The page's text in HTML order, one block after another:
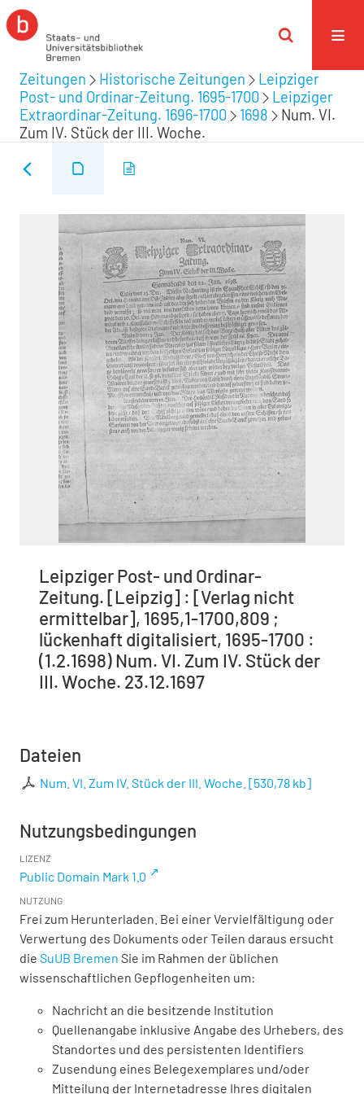
Zeitungen Historische Zeitungen
Leipziger
Post- und Ordinar-Zeitung. 1695-1700
Leipziger
Extraordinar-Zeitung. 1696-1700
1698
Num. VI.
Zum IV. Stück der III. Woche.
Leipziger Post- und Ordinar-
Zeitung. [Leipzig] : [Verlag nicht
ermittelbar], 1695,1-1700,809 ;
lückenhaft digitalisiert, 1695-1700 :
(1.2.1698) Num. VI. Zum IV. Stück der
III. Woche. 23.12.1697
Dateien
Num. VI. Zum IV. Stück der III. Woche. [530,78 kb]
Nutzungsbedingungen
LIZENZ
Public Domain Mark 1.0
NUTZUNG
Frei zum Herunterladen. Bei einer Vervielfältigung oder
Verwertung des Dokuments oder Teilen daraus ersucht
die SuUB Bremen Sie im Rahmen der üblichen
wissenschaftlichen Gepflogenheiten um:
Nachricht an die besitzende Institution
Quellenangabe inklusive Angabe des Urhebers, des
Standortes und des persistenten Identifiers
Zusendung eines Belegexemplares und/oder
Mitteilung der Internetadresse Ihres digitalen